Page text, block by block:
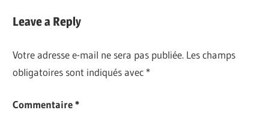
Leave a Reply
Votre adresse e-mail ne sera pas publiée. Les champs
obligatoires sont indiqués avec *
Commentaire*